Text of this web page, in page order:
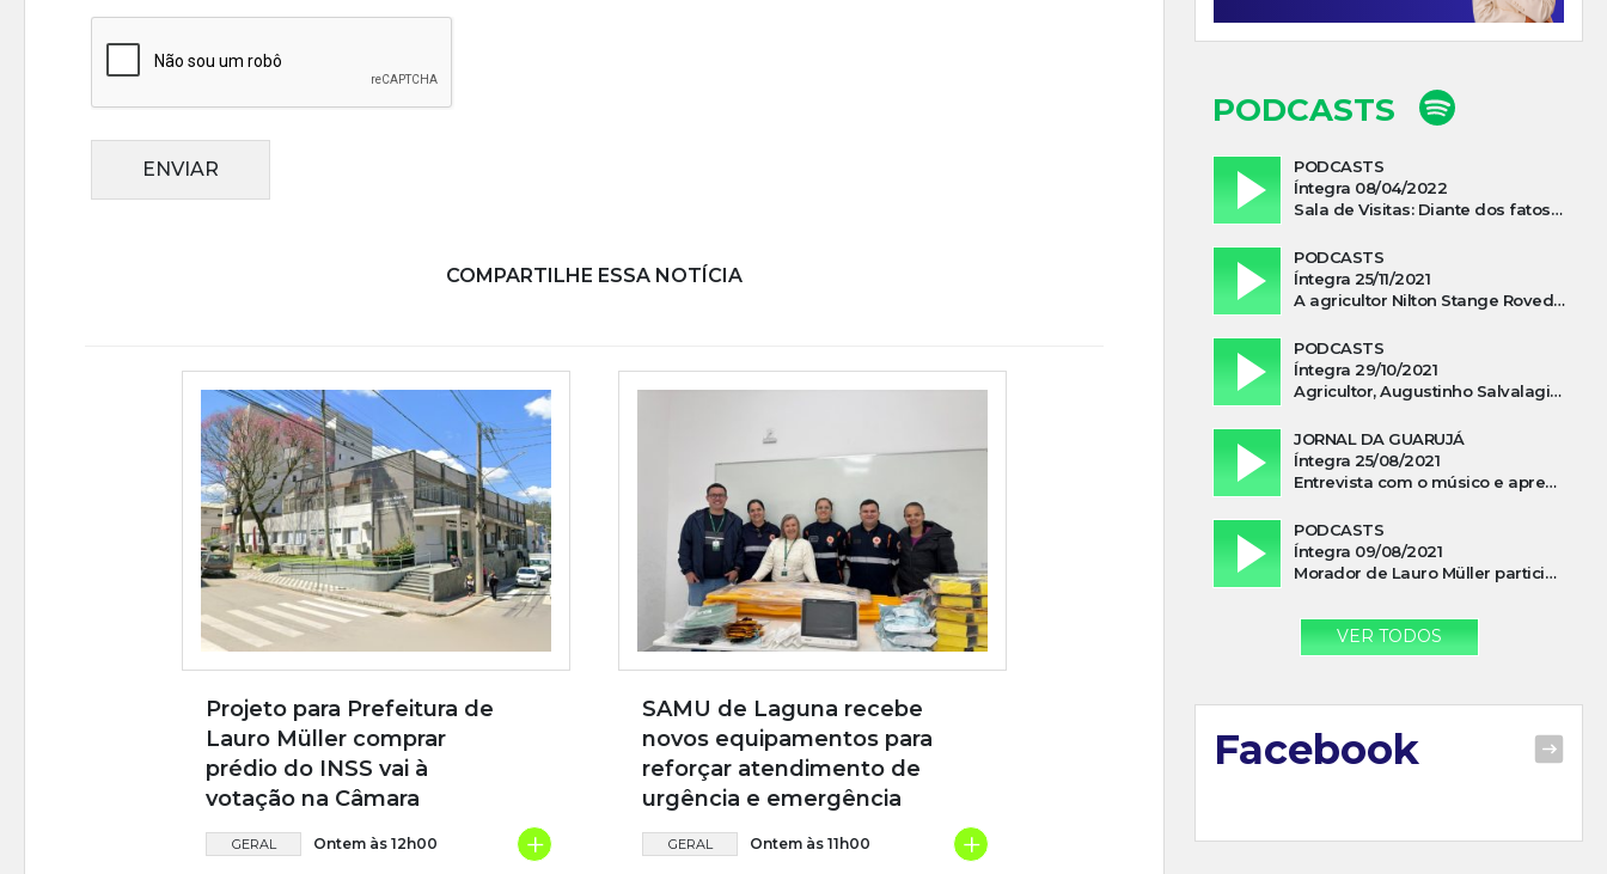
ENVIAR
COMPARTILHE ESSA NOTÍCIA
Projeto para Prefeitura de
Lauro Müller comprar
prédio do INSS vai à
votação na Câmara
GERAL Ontem às 12h00 +
SAMU de Laguna recebe
novos equipamentos para
reforçar atendimento de
urgência e emergência
GERAL Ontem às 11h00 +
PODCASTS
PODCASTS
Íntegra 08/04/2022
Sala de Visitas: Diante dos fatos que influenciam a economia o que podemos esperar de 2022
PODCASTS
Íntegra 25/11/2021
A agricultor Nilton Stange Roveda, afirma ter recebido ajuda espiritual durante acidente
PODCASTS
Íntegra 29/10/2021
Agricultor, Augustinho Salvalagio, relata sobre aparição do Cavaleiro Negro no Rio das Furnas
JORNAL DA GUARUJÁ
Íntegra 25/08/2021
Entrevista com o músico e apresentador, Lismael Ferrareis, no Cidade e Campo
PODCASTS
Íntegra 09/08/2021
Morador de Lauro Müller participa de motociata em apoio a Bolsonaro
VER TODOS
Facebook